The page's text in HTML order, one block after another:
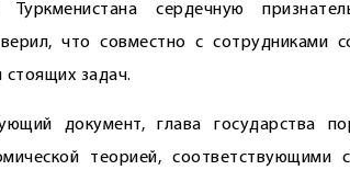
Туркменистана сердечную
что совместно с сотрудниками
задач.
документ, глава государства
теорией,